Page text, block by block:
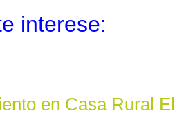
interese:
en Casa Rural